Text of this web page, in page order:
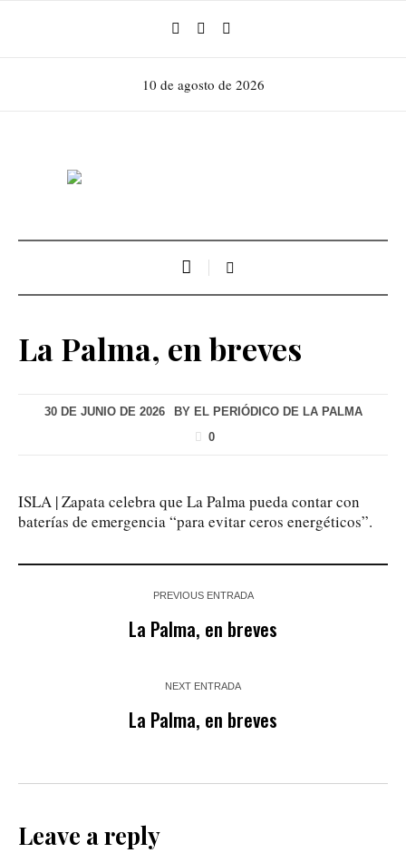
10 de agosto de 2026
La Palma, en breves
30 DE JUNIO DE 2026 BY EL PERIÓDICO DE LA PALMA
0
ISLA | Zapata celebra que La Palma pueda contar con
baterías de emergencia “para evitar ceros energéticos”.
PREVIOUS ENTRADA
La Palma, en breves
NEXT ENTRADA
La Palma, en breves
Leave a reply